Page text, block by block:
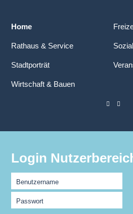
Home
Rathaus & Service
Stadtporträt
Wirtschaft & Bauen
Login
Benutzername
Passwort